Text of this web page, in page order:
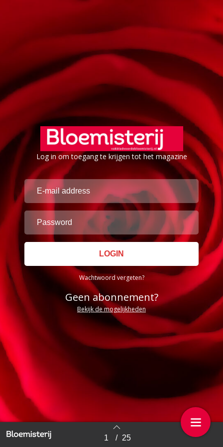
Log in om toegang te krijgen tot het magazine
Wachtwoord vergeten?
Geen abonnement?
Bekijk de mogelijkheden
Back to index 1 / 25